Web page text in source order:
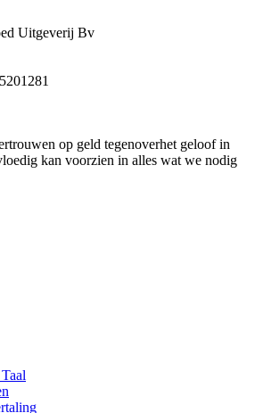
Uitgeverij Bv
op geld tegenoverhet geloof in
kan voorzien in alles wat we nodig